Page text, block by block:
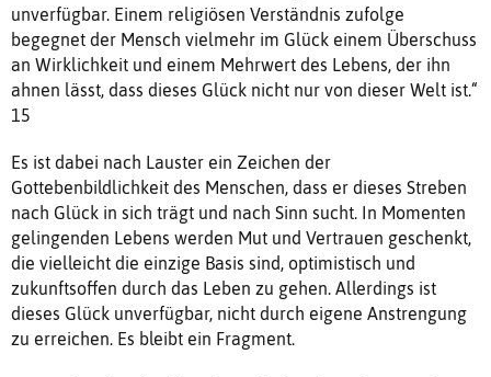
unverfügbar. Einem religiösen Verständnis zufolge
begegnet der Mensch vielmehr im Glück einem Überschuss
an Wirklichkeit und einem Mehrwert des Lebens, der ihn
ahnen lässt, dass dieses Glück nicht nur von dieser Welt ist.“
15
Es ist dabei nach Lauster ein Zeichen der
Gottebenbildlichkeit des Menschen, dass er dieses Streben
nach Glück in sich trägt und nach Sinn sucht. In Momenten
gelingenden Lebens werden Mut und Vertrauen geschenkt,
die vielleicht die einzige Basis sind, optimistisch und
zukunftsoffen durch das Leben zu gehen. Allerdings ist
dieses Glück unverfügbar, nicht durch eigene Anstrengung
zu erreichen. Es bleibt ein Fragment.